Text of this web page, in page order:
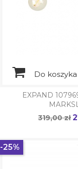
Do koszyka
EXPAND
Cena
319,00 zł
-25%